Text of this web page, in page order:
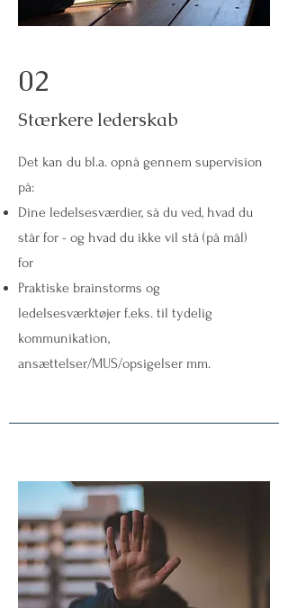
02
Stærkere lederskab
Det kan du bl.a. opnå gennem supervision
på:
Dine ledelsesværdier, så du ved, hvad du
står for - og hvad du ikke vil stå (på mål)
for
Praktiske brainstorms og
ledelsesværktøjer f.eks. til tydelig
kommunikation,
ansættelser/MUS/opsigelser mm.